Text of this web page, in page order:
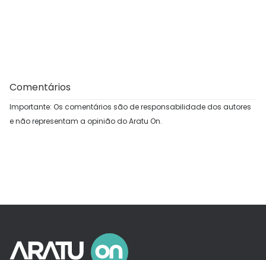
Comentários
Importante: Os comentários são de responsabilidade dos autores
e não representam a opinião do Aratu On.